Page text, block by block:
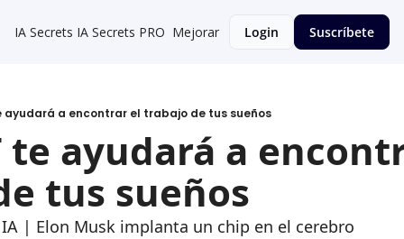
IA Secrets IA Secrets PRO Mejorar Login Suscríbete
ayudará a encontrar el trabajo de tus sueños
te ayudará a
tus sueños
| Elon Musk implanta un chip en el cerebro